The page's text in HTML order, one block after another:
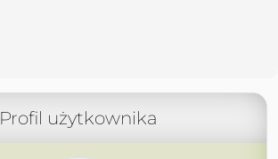
Profil użytkownika